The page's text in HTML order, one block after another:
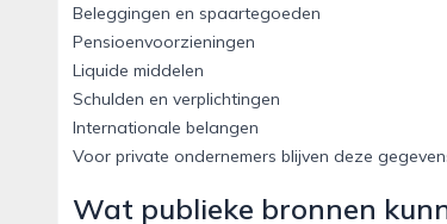
Beleggingen en spaartegoeden
Pensioenvoorzieningen
Liquide middelen
Schulden en verplichtingen
Internationale belangen
Voor private ondernemers blijven deze
Wat publieke bronnen